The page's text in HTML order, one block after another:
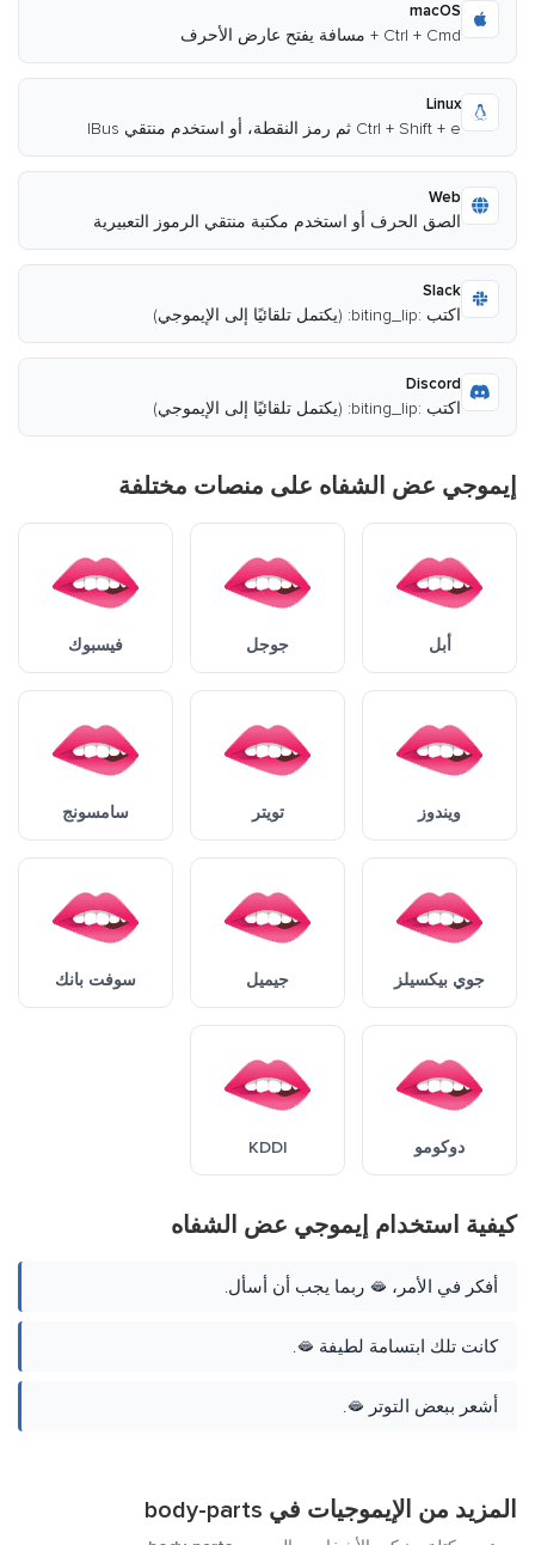
macOS
Ctrl + Cmd + مسافة يفتح عارض الأحرف
Linux
Ctrl + Shift + e ثم رمز النقطة، أو استخدم منتقي IBus
Web
الصق الحرف أو استخدم مكتبة منتقي الرموز التعبيرية
Slack
اكتب :biting_lip: (يكتمل تلقائيًا إلى الإيموجي)
Discord
اكتب :biting_lip: (يكتمل تلقائيًا إلى الإيموجي)
إيموجي عض الشفاه على منصات مختلفة
أبل جوجل فيسبوك
ويندوز تويتر سامسونج
جوي بيكسيلز جيميل سوفت بانك
دوكومو KDDI
كيفية استخدام إيموجي عض الشفاه
أفكر في الأمر، 🫦 ربما يجب أن أسأل.
كانت تلك ابتسامة لطيفة 🫦.
أشعر ببعض التوتر 🫦.
المزيد من الإيموجيات في body-parts